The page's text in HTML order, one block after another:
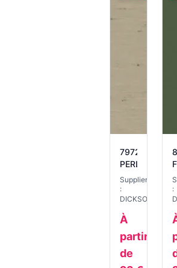
7972
PERLE
Supplier
:
DICKSON
À
partir
de
: